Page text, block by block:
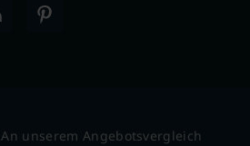
An unserem Angebotsvergleich